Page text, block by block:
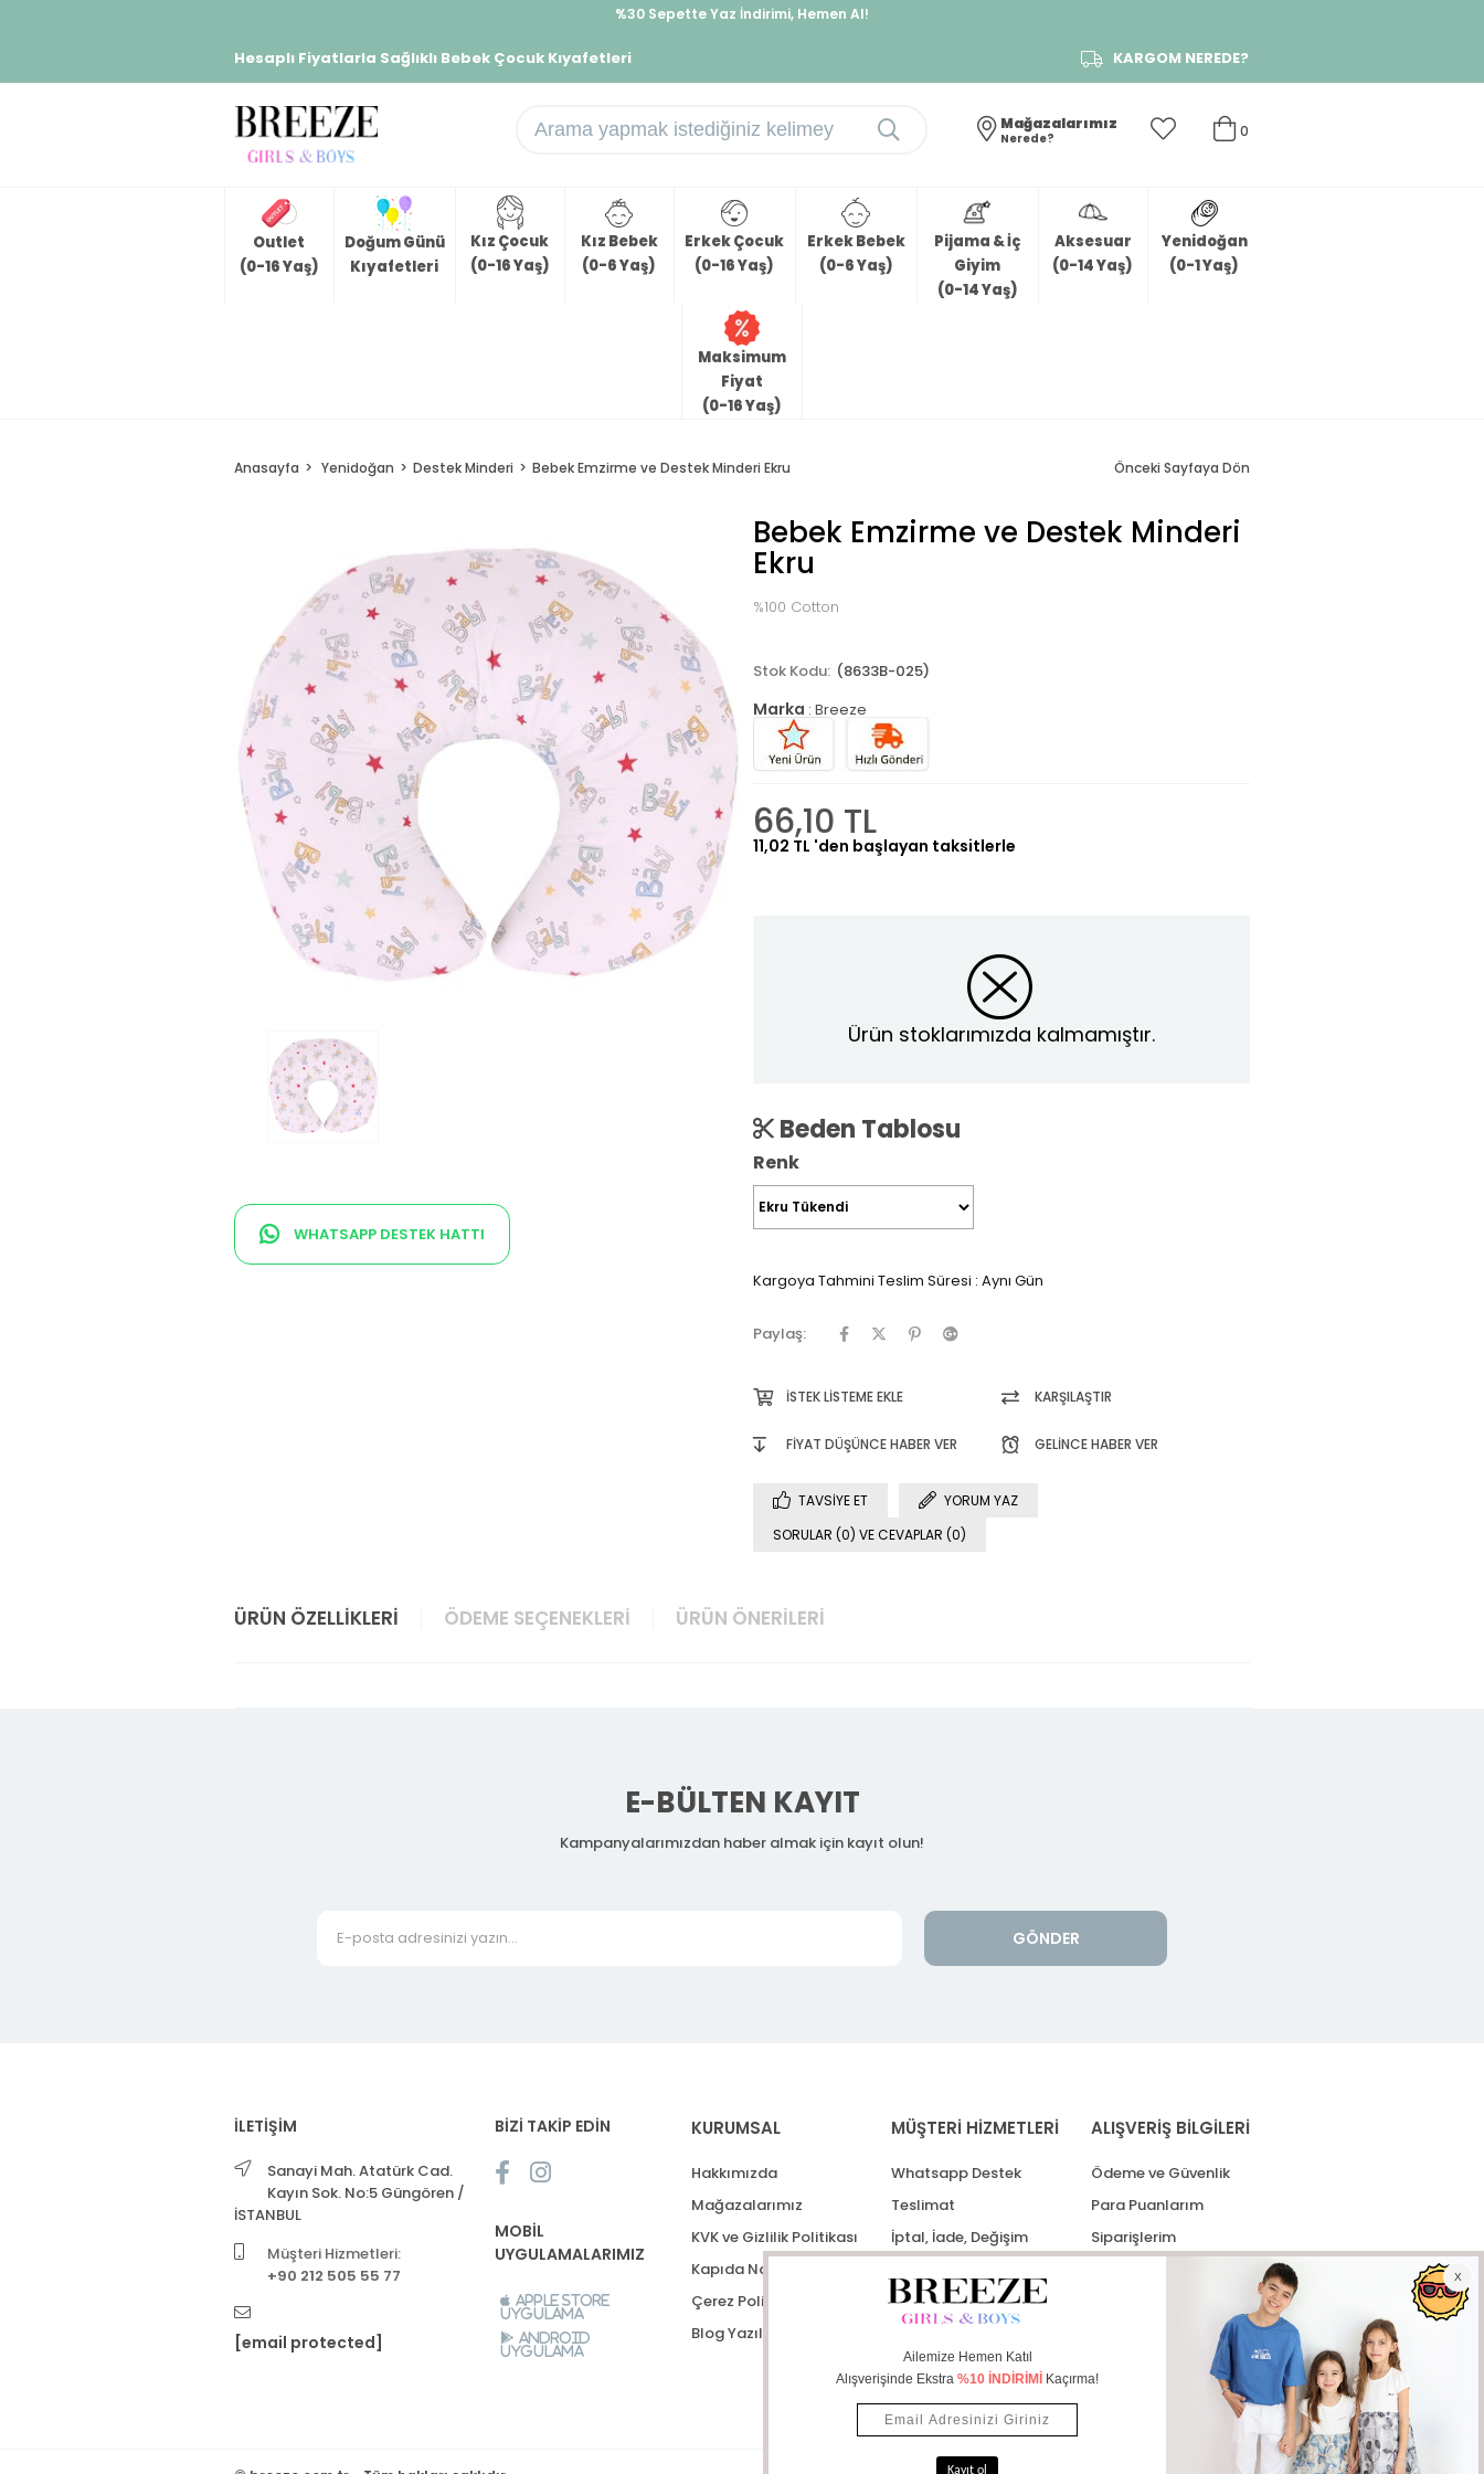
%30 Sepette Yaz İndirimi, Hemen Al!
Hesaplı Fiyatlarla Sağlıklı Bebek Çocuk Kıyafetleri KARGOM NEREDE?
0
Mağazalarımız
Nerede?
Outlet
(0-16 Yaş)
Doğum Günü
Kıyafetleri
Kız Çocuk
(0-16 Yaş)
Kız Bebek
(0-6 Yaş)
Erkek Çocuk
(0-16 Yaş)
Erkek Bebek
(0-6 Yaş)
Pijama & İç
Giyim
(0-14 Yaş)
Aksesuar
(0-14 Yaş)
Yenidoğan
(0-1 Yaş)
Maksimum
Fiyat
(0-16 Yaş)
Anasayfa Yenidoğan Destek Minderi Bebek Emzirme ve Destek Minderi Ekru Önceki Sayfaya Dön
WHATSAPP DESTEK HATTI
Bebek Emzirme ve Destek Minderi
Ekru
%100 Cotton
(8633B-025)
Marka : Breeze
66,10 TL
11,02 TL 'den başlayan taksitlerle
Ürün stoklarımızda kalmamıştır.
Beden Tablosu
Renk
Kargoya Tahmini Teslim Süresi : Aynı Gün
Paylaş:
İSTEK LISTEME EKLE KARŞILAŞTIR
FIYAT DÜŞÜNCE HABER VER GELINCE HABER VER
TAVSIYE ET
YORUM YAZ
SORULAR (0) VE CEVAPLAR (0)
ÜRÜN ÖZELLIKLERI ÖDEME SEÇENEKLERI ÜRÜN ÖNERILERI
E-BÜLTEN KAYIT
Kampanyalarımızdan haber almak için kayıt olun!
GÖNDER
İLETİŞİM
Sanayi Mah. Atatürk Cad.
Kayın Sok. No:5 Güngören /
İSTANBUL
Müşteri Hizmetleri:
+90 212 505 55 77
[email protected]
BİZİ TAKİP EDİN
MOBİL
UYGULAMALARIMIZ
Apple Store
Uygulama
Android
Uygulama
KURUMSAL
Hakkımızda
Mağazalarımız
KVK ve Gizlilik Politikası
Kapıda Nakit Ödeme
Çerez Politikası
Blog Yazıları
MÜŞTERİ HİZMETLERİ
Whatsapp Destek
Teslimat
İptal, İade, Değişim
ALIŞVERİŞ BİLGİLERİ
Ödeme ve Güvenlik
Para Puanlarım
Siparişlerim